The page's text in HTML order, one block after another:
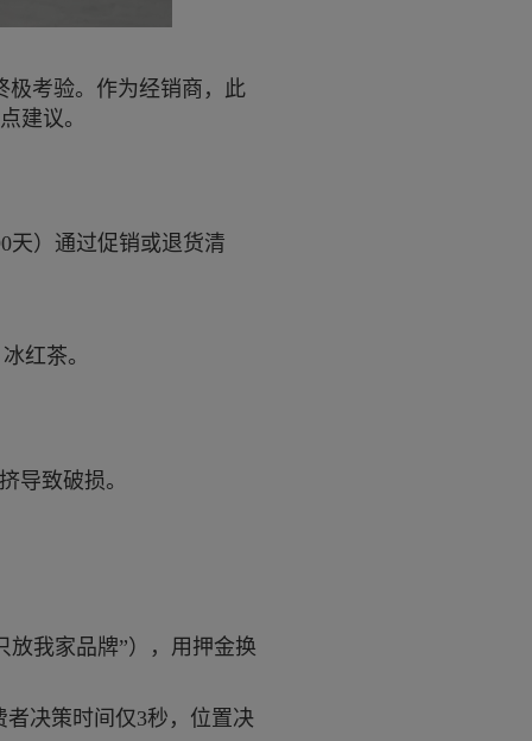
极考验。作为经销商，此
建议。
天）通过促销或退货清
红茶。
导致破损。
放我家品牌”），用押金换
决策时间仅3秒，位置决